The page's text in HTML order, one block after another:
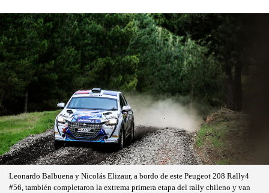
Leonardo Balbuena y Nicolás Elizaur, a bordo de este Peugeot 208 Rally4
#56, también completaron la extrema primera etapa del rally chileno y van